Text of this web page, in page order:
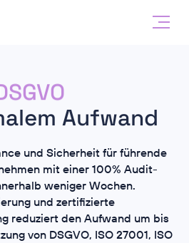
27001
SOC2
NIS2
Aufwand
und Sicherheit für führende
mit einer 100% Audit-
weniger Wochen.
und zertifizierte
reduziert den Aufwand um bis
von DSGVO, ISO 27001, ISO